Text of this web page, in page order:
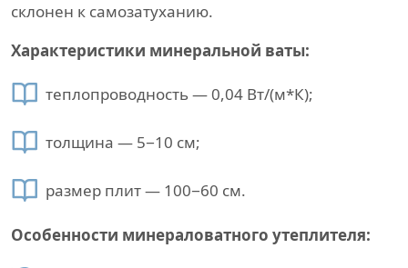
склонен к самозатуханию.
Характеристики минеральной ваты:
теплопроводность — 0,04 Вт/(м*К);
толщина — 5−10 см;
размер плит — 100−60 см.
Особенности минераловатного утеплителя: